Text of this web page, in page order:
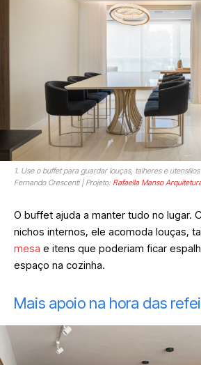
1. Use o buffet para guardar louças, talheres e
Fernando Crescenti | Projeto: Rafaella Manso
O buffet ajuda a manter tudo no lugar.
nichos internos, ele acomoda louças,
mesa e itens que poderiam ficar
espaço na cozinha.
Mais apoio na hora das